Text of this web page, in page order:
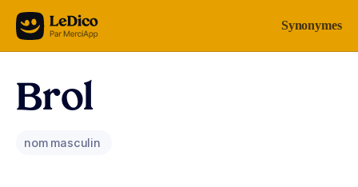
Aller au contenu Synonymes
Brol
nom masculin